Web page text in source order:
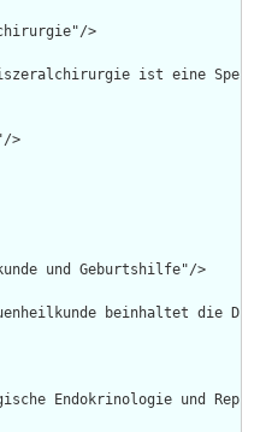
>
ist eine
>
und Geburtshilfe"/>
beinhaltet die
Endokrinologie und